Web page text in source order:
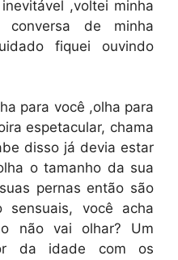
,voltei minha
de minha
fiquei ouvindo
para você ,olha para
espetacular, chama
disso já devia estar
o tamanho da sua
pernas então são
sensuais, você acha
não vai olhar? Um
da idade com os